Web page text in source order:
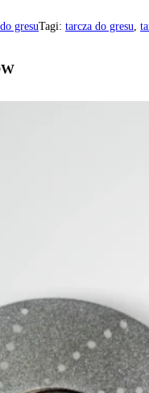
gresuTagi: tarcza do gresu